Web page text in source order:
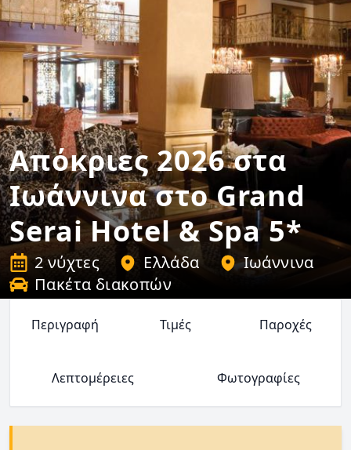
Απόκριες 2026 στα
Ιωάννινα στο Grand
Serai Hotel & Spa 5*
2 νύχτες Ελλάδα
Ιωάννινα
Πακέτα διακοπών
Περιγραφή Τιμές Παροχές
Λεπτομέρειες Φωτογραφίες